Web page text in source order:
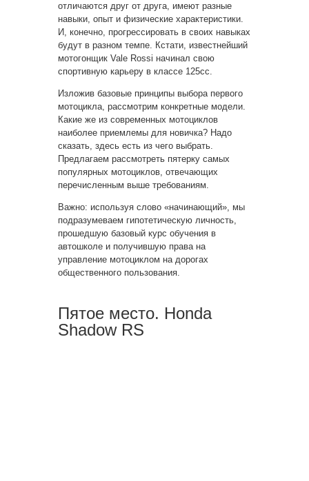
отличаются друг от друга, имеют разные
навыки, опыт и физические характеристики.
И, конечно, прогрессировать в своих навыках
будут в разном темпе. Кстати, известнейший
мотогонщик Vale Rossi начинал свою
спортивную карьеру в классе 125cc.
Изложив базовые принципы выбора первого
мотоцикла, рассмотрим конкретные модели.
Какие же из современных мотоциклов
наиболее приемлемы для новичка? Надо
сказать, здесь есть из чего выбрать.
Предлагаем рассмотреть пятерку самых
популярных мотоциклов, отвечающих
перечисленным выше требованиям.
Важно: используя слово «начинающий», мы
подразумеваем гипотетическую личность,
прошедшую базовый курс обучения в
автошколе и получившую права на
управление мотоциклом на дорогах
общественного пользования.
Пятое место. Honda
Shadow RS